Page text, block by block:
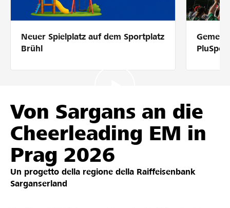
Aiuto & supporto
Partner / Banche Raiffeisen
Collegarsi
Registrazione
DE FR IT
Neuer Spielplatz auf dem Sportplatz
Brühl
Von Sargans an die
Cheerleading EM in
Prag 2026
Un progetto della regione della Raiffeisenbank
Sarganserland